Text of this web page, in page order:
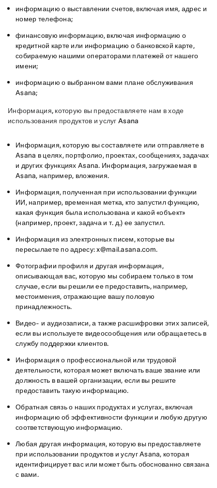
информацию о выставлении счетов, включая имя, адрес и
номер телефона;
финансовую информацию, включая информацию о
кредитной карте или информацию о банковской карте,
собираемую нашими операторами платежей от нашего
имени;
информацию о выбранном вами плане обслуживания
Asana;
Информация, которую вы предоставляете нам в ходе
использования продуктов и услуг Asana
Информация, которую вы составляете или отправляете в
Asana в целях, портфолио, проектах, сообщениях, задачах
и других функциях Asana. Информация, загружаемая в
Asana, например, вложения.
Информация, полученная при использовании функции
ИИ, например, временная метка, кто запустил функцию,
какая функция была использована и какой «объект»
(например, проект, задача и т. д.) ее запустил.
Информация из электронных писем, которые вы
пересылаете по адресу: x@mail.asana.com.
Фотографии профиля и другая информация,
описывающая вас, которую мы собираем только в том
случае, если вы решили ее предоставить, например,
местоимения, отражающие вашу половую
принадлежность.
Видео- и аудиозаписи, а также расшифровки этих записей,
если вы используете видеосообщения или обращаетесь в
службу поддержки клиентов.
Информация о профессиональной или трудовой
деятельности, которая может включать ваше звание или
должность в вашей организации, если вы решите
предоставить такую информацию.
Обратная связь о наших продуктах и услугах, включая
информацию об эффективности функции и любую другую
соответствующую информацию.
Любая другая информация, которую вы предоставляете
при использовании продуктов и услуг Asana, которая
идентифицирует вас или может быть обоснованно связана
с вами.